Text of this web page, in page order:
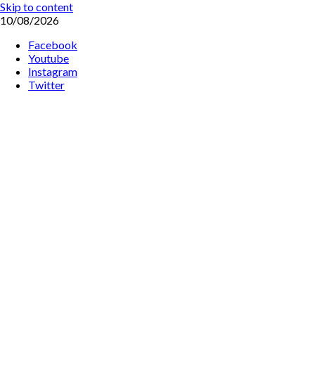
Skip to content
10/08/2026
Facebook
Youtube
Instagram
Twitter